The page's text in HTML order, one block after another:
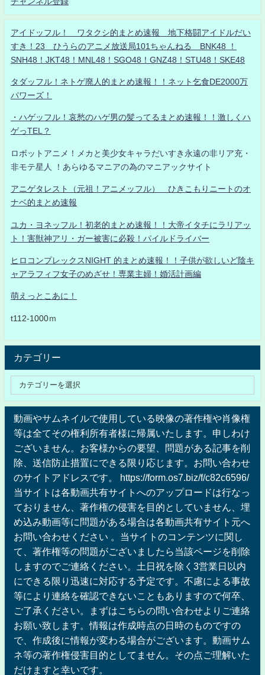
アイドッフル！ ワタクシ的まとめ速報 地下格闘アイドルだい
すき！23 ひうらのアニメ放送局101ちゃんねる BNK48 ！
SNH48！JKT48！MNL48！SGO48！GNZ48！STU48！SKE48
タダッフル！ネトゲ廃人的まとめ速報！！ネット乞食DE2000万
パワーズ！
・ハゲッフル！哀愁のハゲ男の髪ってるまとめ速報！！激しくハ
ゲっTEL？
ロボットアニメ！メカと美少女キャラだいすき永遠の非リア充・
非モテ星人 ！あらゆるマニアの為のマニアックサイト
アニゲタレスト（元祖！アニメッフル） ひきこもりニートのオ
ナベ的まとめ速報
ユカ・ヨネッフル！初老的まとめ速報！！大帝イタチにラリアッ
ト！害獣神アリ・ガー被害に必殺！パイルドライバー
ヒロコンプレックスNIGHT 的まとめ速報！！子供が欲しいど陰キ
ャアラフィフ女子のめざせ！専業主婦！婚活計画編
萌えっとこあに！
t112-1000ｍ
カテゴリー
動画やサムネイルで使用している映像の著作権や肖像権
等は全てその権利所有者様に帰属いたします。申しわけ
ございません。お客様からの要望、問題がある記事を削
除、送信防止措置にできる限り応じます。お問い合わせ
のサイトアドレスです。 https://form.os7.biz/f/c82c6596/
当サイトは各動画共有サイトへのアップロードは行なっ
ておりません、著作権の侵害を目的としていません、埋
め込み動画等に問題がある場合は各動画共有サイト元へ
お問い合わせください 。当サイトのコンテンツに関し
て、著作権等の問題がございましたら当該ページを削除
しますのでご連絡ください。土日祝を除く3営業日以内
にできる限り迅速に対応する予定です。不慮による事故
等により連絡を確認できないこともありますので何卒、
ご了承ください。まずはこちらの問い合わせよりご連絡
お願い致します。情報は作成時点の日時のものですの
で、作成後に情報が変わる場合がございます。動画サム
ネ等の著作権侵害目的としてません。その点ご理解いた
だけますと幸いです。